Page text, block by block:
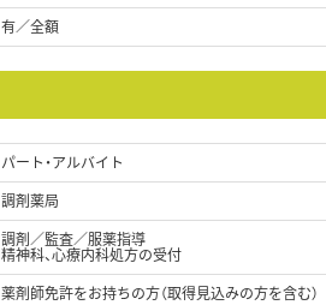
有／全額
パート・アルバイト
調剤薬局
調剤／監査／服薬指導
精神科、心療内科処方の受付
薬剤師免許をお持ちの方（取得見込みの方を含む）